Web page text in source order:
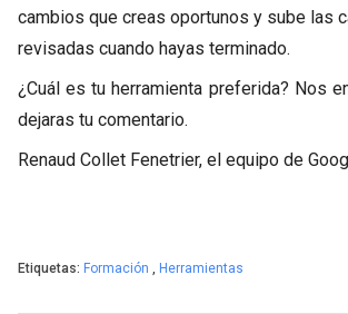
cambios que creas oportunos y sube las
revisadas cuando hayas terminado.
¿Cuál es tu herramienta preferida? Nos
dejaras tu comentario.
Renaud Collet Fenetrier, el equipo de
Etiquetas: Formación , Herramientas